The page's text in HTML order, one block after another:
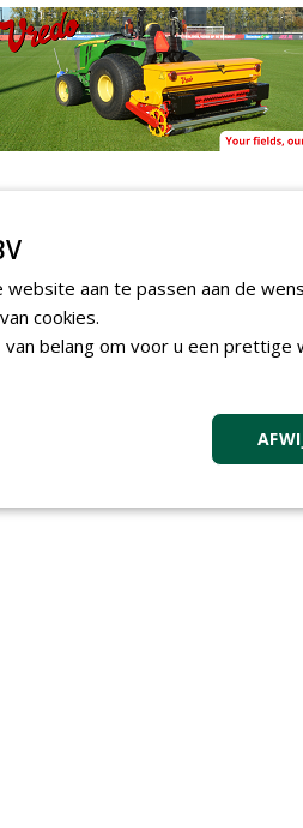
aan te passen aan de
cookies.
belang om voor u een prettige